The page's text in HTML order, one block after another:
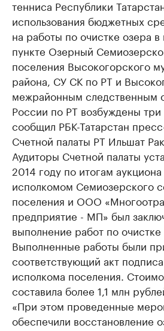
тенниса Республики
использования бюджетных
на работы по очистке озера
пункте Озерный
поселения Высокогорского
района, СУ СК по РТ и
межрайонным следственным
России по РТ возбуждены три
сообщил РБК-Татарстан
Счетной палаты РТ Ильшат
Аудиторы Счетной палаты
2014 году по итогам
исполкомом Семиозерского
поселения и ООО
предприятие - МП» был
выполнение работ по очистке
Выполненные работы были
соответствующий акт
исполкома поселения.
составила более 1,1 млн
«При этом проведенные
обеспечили восстановление